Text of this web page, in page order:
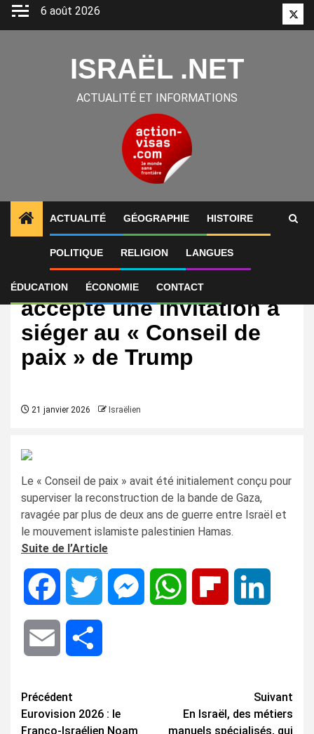
Aller
6 août 2026
ISRAËL .NET
ACTUALITÉ ET INFORMATIONS
ACTUALITÉ GÉOGRAPHIE HISTOIRE
POLITIQUE RELIGION LANGUES
ÉDUCATION ÉCONOMIE CONTACT
International
Israël : Netanyahu a
accepté une invitation à
siéger au « Conseil de
paix » de Trump
21 janvier 2026 Israëlien
Le « Conseil de paix » avait été initialement conçu pour
superviser la reconstruction de la bande de Gaza,
ravagée par plus de deux ans de guerre entre Israël et
le mouvement islamiste palestinien Hamas.
Suite de l’Article
Facebook Twitter MessengerWhatsApp Flipboard
Email
Navigation
d’article
Précédent
Eurovision 2026 : le
Franco-Israélien Noam
Suivant
En Israël, des métiers
manuels spécialisés, qui